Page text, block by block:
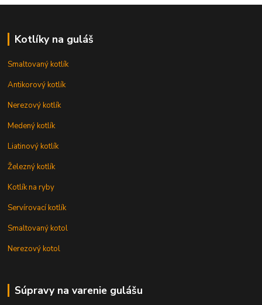
Kotlíky na guláš
Smaltovaný kotlík
Antikorový kotlík
Nerezový kotlík
Medený kotlík
Liatinový kotlík
Železný kotlík
Kotlík na ryby
Servírovací kotlík
Smaltovaný kotol
Nerezový kotol
Súpravy na varenie gulášu